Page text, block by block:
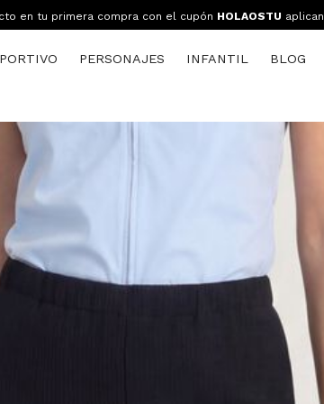
en tu primera compra con el cupón HOLAOSTU aplican
PERSONAJES INFANTIL BLOG